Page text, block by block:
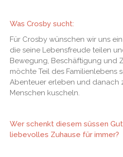
Was Crosby sucht:
Für Crosby wünschen wir uns
die seine Lebensfreude teilen
Bewegung, Beschäftigung und
möchte Teil des Familienlebens
Abenteuer erleben und danach
Menschen kuscheln.
Wer schenkt diesem süssen
liebevolles Zuhause für immer?